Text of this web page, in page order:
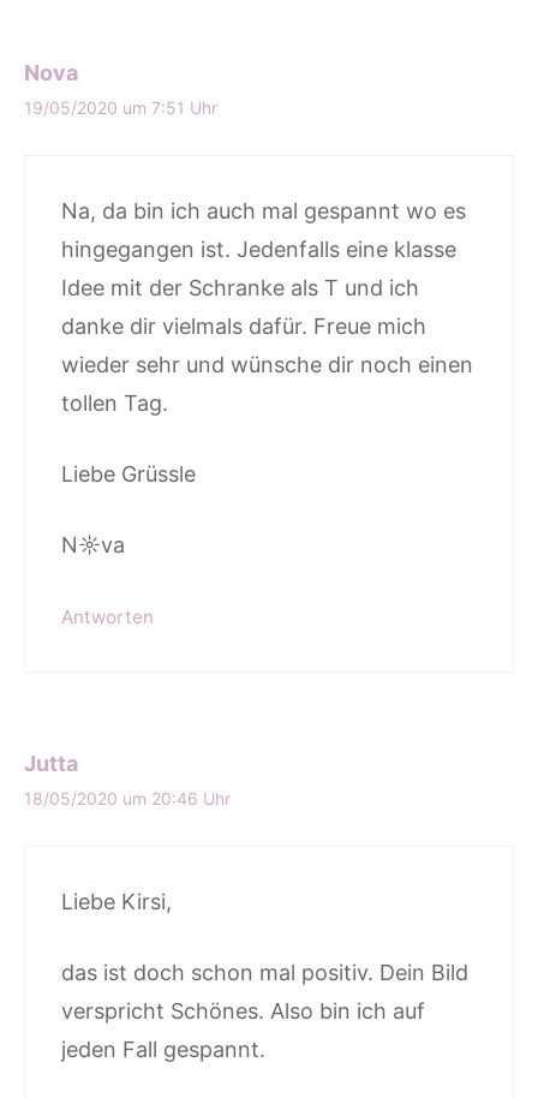
Nova
19/05/2020 um 7:51 Uhr
Na, da bin ich auch mal gespannt wo es
hingegangen ist. Jedenfalls eine klasse
Idee mit der Schranke als T und ich
danke dir vielmals dafür. Freue mich
wieder sehr und wünsche dir noch einen
tollen Tag.
Liebe Grüssle
N☼va
Antworten
Jutta
18/05/2020 um 20:46 Uhr
Liebe Kirsi,
das ist doch schon mal positiv. Dein Bild
verspricht Schönes. Also bin ich auf
jeden Fall gespannt.